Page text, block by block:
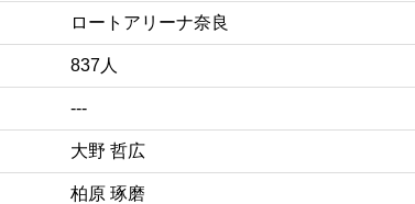
ロートアリーナ奈良
837人
---
大野 哲広
柏原 琢磨